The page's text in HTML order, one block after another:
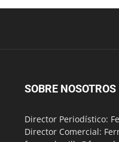
SOBRE NOSOTROS
Director Periodístico:
Director Comercial: